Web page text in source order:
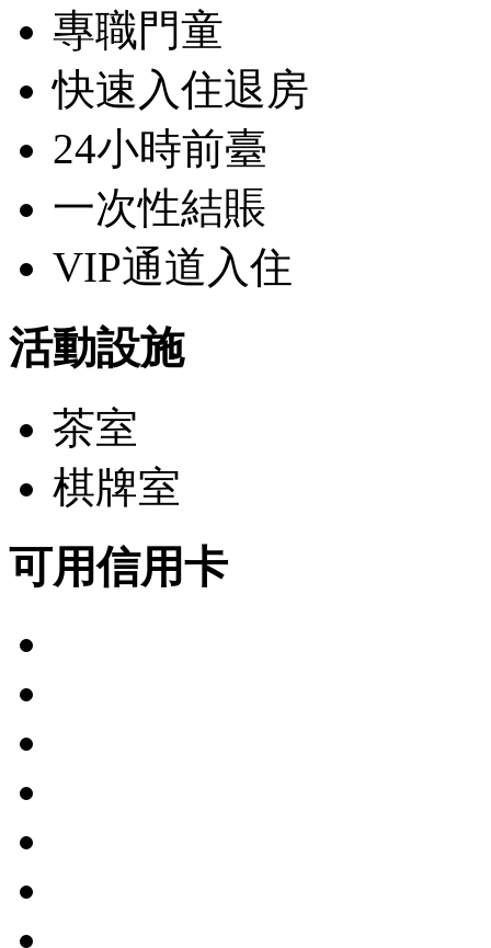
專職門童
快速入住退房
24小時前臺
一次性結賬
VIP通道入住
活動設施
茶室
棋牌室
可用信用卡